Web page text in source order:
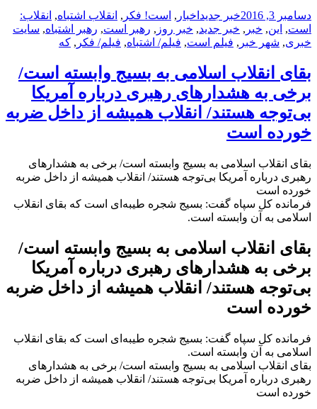
ارسال
شده
در
دسامبر 3, 2016 نویسنده
دسته‌ها
خبر جدیدبرچسب‌ها
اخبار , است! فکر , انقلاب اشتباه, انقلاب:
است, این, خبر , خبر جدید, خبر روز , رهبر است, رهبر اشتباه, سایت
خبری, شهر خبر , فیلم است, فیلم/ اشتباه, فیلم/ فکر , که
بقای انقلاب اسلامی به بسیج وابسته است/
برخی به هشدارهای رهبری درباره آمریکا
بی‌توجه هستند/ انقلاب همیشه از داخل ضربه
خورده است
بقای انقلاب اسلامی به بسیج وابسته است/ برخی به هشدارهای
رهبری درباره آمریکا بی‌توجه هستند/ انقلاب همیشه از داخل ضربه
خورده است
فرمانده کل سپاه گفت: بسیج شجره طیبه‌ای است که بقای انقلاب
اسلامی به آن وابسته است.
بقای انقلاب اسلامی به بسیج وابسته است/
برخی به هشدارهای رهبری درباره آمریکا
بی‌توجه هستند/ انقلاب همیشه از داخل ضربه
خورده است
فرمانده کل سپاه گفت: بسیج شجره طیبه‌ای است که بقای انقلاب
اسلامی به آن وابسته است.
بقای انقلاب اسلامی به بسیج وابسته است/ برخی به هشدارهای
رهبری درباره آمریکا بی‌توجه هستند/ انقلاب همیشه از داخل ضربه
خورده است